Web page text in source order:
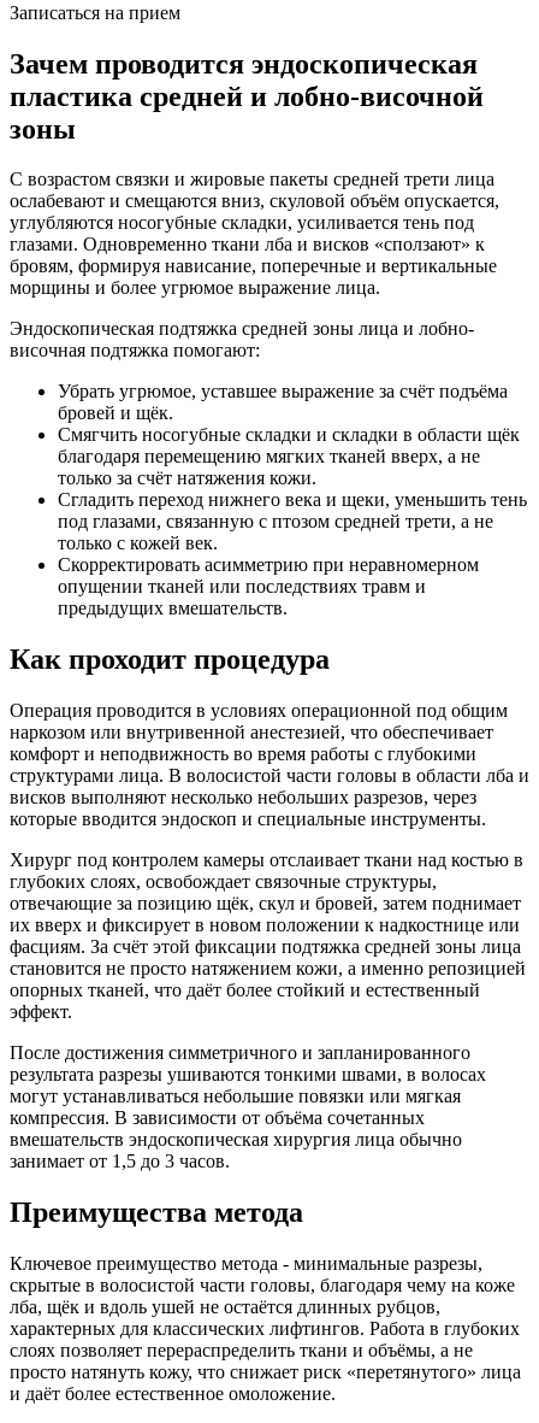
Записаться на прием
Зачем проводится эндоскопическая
пластика средней и лобно-височной
зоны
С возрастом связки и жировые пакеты средней трети лица
ослабевают и смещаются вниз, скуловой объём опускается,
углубляются носогубные складки, усиливается тень под
глазами. Одновременно ткани лба и висков «сползают» к
бровям, формируя нависание, поперечные и вертикальные
морщины и более угрюмое выражение лица.​
Эндоскопическая подтяжка средней зоны лица и лобно-
височная подтяжка помогают:
Убрать угрюмое, уставшее выражение за счёт подъёма
бровей и щёк.​
Смягчить носогубные складки и складки в области щёк
благодаря перемещению мягких тканей вверх, а не
только за счёт натяжения кожи.​
Сгладить переход нижнего века и щеки, уменьшить тень
под глазами, связанную с птозом средней трети, а не
только с кожей век.​
Скорректировать асимметрию при неравномерном
опущении тканей или последствиях травм и
предыдущих вмешательств.​
Как проходит процедура
Операция проводится в условиях операционной под общим
наркозом или внутривенной анестезией, что обеспечивает
комфорт и неподвижность во время работы с глубокими
структурами лица. В волосистой части головы в области лба и
висков выполняют несколько небольших разрезов, через
которые вводится эндоскоп и специальные инструменты.​
Хирург под контролем камеры отслаивает ткани над костью в
глубоких слоях, освобождает связочные структуры,
отвечающие за позицию щёк, скул и бровей, затем поднимает
их вверх и фиксирует в новом положении к надкостнице или
фасциям. За счёт этой фиксации подтяжка средней зоны лица
становится не просто натяжением кожи, а именно репозицией
опорных тканей, что даёт более стойкий и естественный
эффект.​
После достижения симметричного и запланированного
результата разрезы ушиваются тонкими швами, в волосах
могут устанавливаться небольшие повязки или мягкая
компрессия. В зависимости от объёма сочетанных
вмешательств эндоскопическая хирургия лица обычно
занимает от 1,5 до 3 часов.​
Преимущества метода
Ключевое преимущество метода - минимальные разрезы,
скрытые в волосистой части головы, благодаря чему на коже
лба, щёк и вдоль ушей не остаётся длинных рубцов,
характерных для классических лифтингов. Работа в глубоких
слоях позволяет перераспределить ткани и объёмы, а не
просто натянуть кожу, что снижает риск «перетянутого» лица
и даёт более естественное омоложение.​